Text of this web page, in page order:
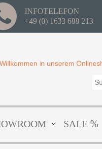
INFOTELEFON
+49 (0) 1633 688 213
Willkommen in unserem
SALE %